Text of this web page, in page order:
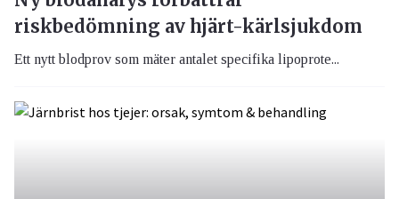
riskbedömning av hjärt-kärlsjukdom
Ett nytt blodprov som mäter antalet specifika lipoprote...